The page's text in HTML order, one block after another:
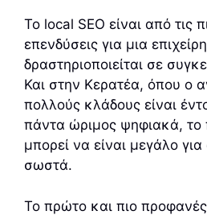
Το local SEO είναι από τις
επενδύσεις για μια
δραστηριοποιείται σε
Και στην Κερατέα, όπου ο
πολλούς κλάδους είναι
πάντα ώριμος ψηφιακά, το
μπορεί να είναι μεγάλο
σωστά.
Το πρώτο και πιο